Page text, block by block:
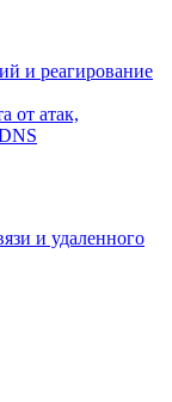
и реагирование
от атак,
и удаленного